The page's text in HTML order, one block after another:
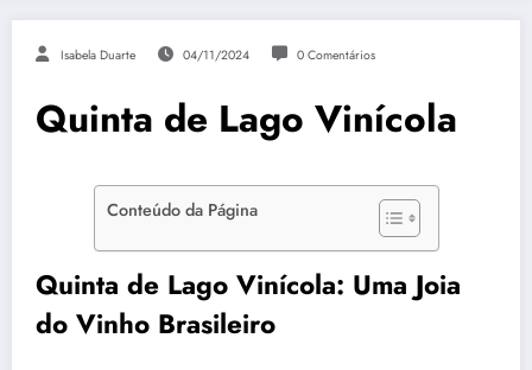
Isabela Duarte 04/11/2024 0 Comentários
Quinta de Lago Vinícola
Conteúdo da Página
Quinta de Lago Vinícola: Uma Joia
do Vinho Brasileiro